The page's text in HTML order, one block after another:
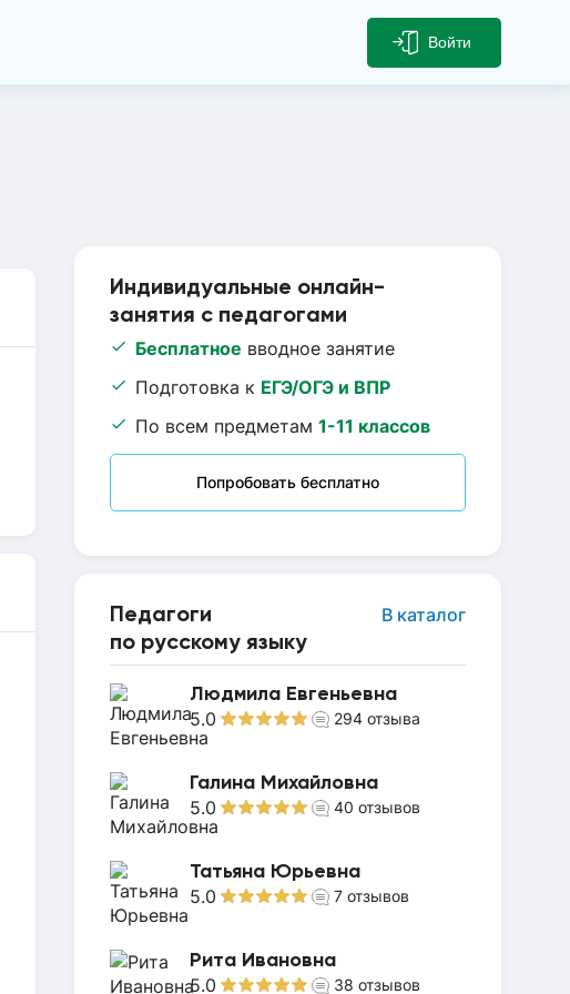
Войти
Индивидуальные онлайн-
занятия с педагогами
Бесплатное вводное занятие
Подготовка к ЕГЭ/ОГЭ и ВПР
По всем предметам 1-11 классов
Попробовать бесплатно
Педагоги
по русскому языку
В каталог
Людмила Евгеньевна
5.0 294 отзыва
Галина Михайловна
5.0 40 отзывов
Татьяна Юрьевна
5.0 7 отзывов
Рита Ивановна
5.0 38 отзывов